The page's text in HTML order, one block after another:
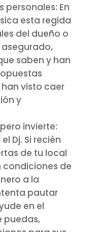
personales: En
esta regida
del dueño o
saben y han
visto caer
y
invierte:
Dj. Si recién
de tu local
condiciones de
a la
pautar
en el
puedas,